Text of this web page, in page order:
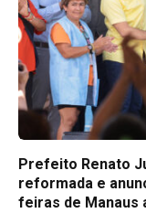
Prefeito Renato
reformada e
feiras de Manaus